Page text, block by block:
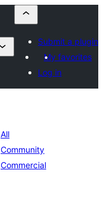
Submit a plugin
My favorites
Log in
All
Community
Commercial